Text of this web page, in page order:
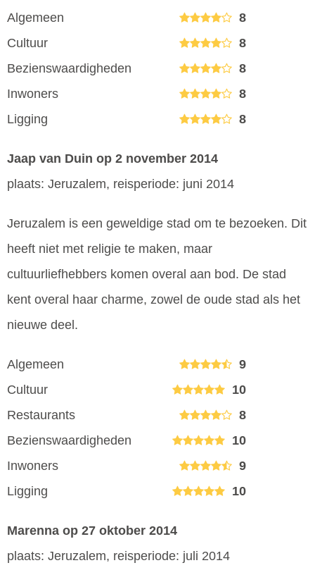
Algemeen
8
Cultuur
8
Bezienswaardigheden
8
Inwoners
8
Ligging
8
Jaap van Duin op 2 november 2014
plaats: Jeruzalem, reisperiode: juni 2014
Jeruzalem is een geweldige stad om te bezoeken. Dit
heeft niet met religie te maken, maar
cultuurliefhebbers komen overal aan bod. De stad
kent overal haar charme, zowel de oude stad als het
nieuwe deel.
Algemeen
9
Cultuur
10
Restaurants
8
Bezienswaardigheden
10
Inwoners
9
Ligging
10
Marenna op 27 oktober 2014
plaats: Jeruzalem, reisperiode: juli 2014